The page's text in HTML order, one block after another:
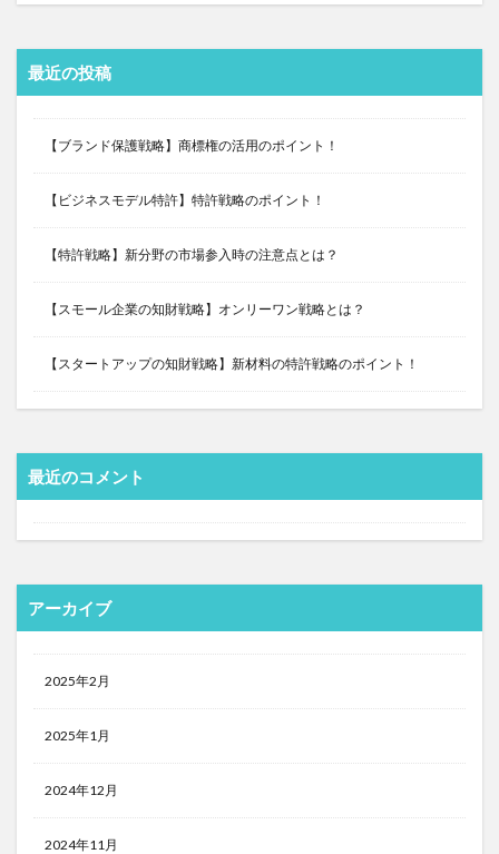
最近の投稿
【ブランド保護戦略】商標権の活用のポイント！
【ビジネスモデル特許】特許戦略のポイント！
【特許戦略】新分野の市場参入時の注意点とは？
【スモール企業の知財戦略】オンリーワン戦略とは？
【スタートアップの知財戦略】新材料の特許戦略のポイント！
最近のコメント
アーカイブ
2025年2月
2025年1月
2024年12月
2024年11月